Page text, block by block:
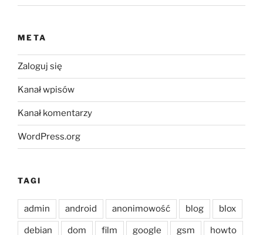
META
Zaloguj się
Kanał wpisów
Kanał komentarzy
WordPress.org
TAGI
admin android anonimowość blog blox
debian dom film google gsm howto